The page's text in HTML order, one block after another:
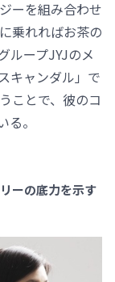
ーを組み合わせ
乗れればお茶の
ループJYJのメ
キャンダル」で
ことで、彼のコ
。
ーの底力を示す